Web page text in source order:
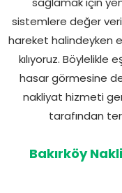
sistemlere değer
hareket halindeyken
kılıyoruz. Böylelikle
hasar görmesine
nakliyat hizmeti
tarafından
Bakırköy